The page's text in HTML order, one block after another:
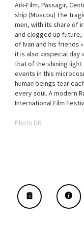
Ark-Film, Passagir,
ship (Moscou) The
men, with its share of
and clogged up future,
of Ivan and his friends
it is also «aspecial day
that of the shining
events in this
human beings tear
every soul. A modern
International Film
Photo DR